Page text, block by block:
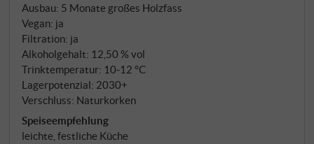
Ausbau: 5 Monate großes Holzfass
Vegan: ja
Filtration: ja
Alkoholgehalt: 12,50 % vol
Trinktemperatur: 10‑12 °C
Lagerpotenzial: 2030+
Verschluss: Naturkorken
Speiseempfehlung
leichte, festliche Küche